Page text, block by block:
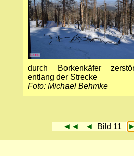
durch Borkenkäfer
entlang der Strecke
Foto: Michael Behmke
◄◄ ◄ Bild 11 ►